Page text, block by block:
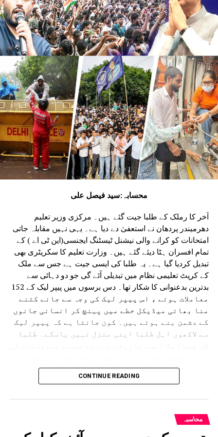
انتظامیہ سے اپیل کی ہے کہ وہ ذاتی اختلافات سے
بالاتر ہو کر عوام کے مسائل کے حل کے لیے متحد ہو
جائیں۔پوچھے جانے پر ایگز کیوٹیو افسر اجئے
کمار نے بتایا کہ وہ میٹنگ میں لئے جانے والے
تجویز کے مطابق نگر پریشد حلقے کی ترقی کے لئے
کام کررہے ہیں۔ان پر منحرف گروپ کے ذریعہ لگایا
جارہا الزام بے بنیاد ہے۔
RELATED TOPICS:
UP
سیاہ سمندر سے نور نکلے گا
DON'T MISS
بیاد گار ہلال و دل سیوہاروی کے زیر اہتمام ساتواں آف
لائن مشاعرہ
محسابہ:سید فیصل علی
آخر کا رملک کے طلبا جیت گئے ہیں۔ مرکزی وزیر تعلیم
دھرمیندر پردھان نے استعفیٰ دے دیا ہے۔ یہی نہیں مقابلہ جاتی
امتحانات کو کرانے والی نیشنل ٹیسٹنگ ایجنسی(این ٹی اے ) کے
تمام افسران ہٹا دیئے گئے ہیں۔ وزارت تعلیم کا سکریٹری بھی
تبدیل کردیا گیا ہے۔ یہ طلبا کی ایسی جیت ہے جس سے ملک
کے کرپٹ تعلیمی نظام میں تبدیلی آئے گی جو دو دہائی سے
بدترین بدعنوانی کا شکار تھا۔ دس برسوں میں پیپر لیک کے 152
معاملات ہوئے ، اس پیپر لیک کی وجہ سے جانے کتنے
منا بھائی میڈیکل خطے میں پہنچ کر انسانی جانوں
کے دشمن بنے ہوئے ہیں۔ کون جانتا ہے کہ پیپر لیک
سے لاکھوں اہل طلبا اپنی منزل نہیں پاسکے۔ طلبا
ہوئی ہے۔ ملک میں نفرت کے شکاریوں کے بجائے اب
محبت کے پجاریوں کا پرچم بلند ہواہے۔ طلبا نے
برسوں بعد احساس ہوا ہے کہ ہمارے سنسکار واقدار
کے اندر ابھی جان باقی ہے۔ ابھی ہندوستان زندہ
CONTINUE READING
محاسبہ